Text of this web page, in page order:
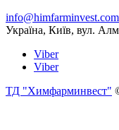
Україна, Київ, вул.
Viber
Viber
ТД "Химфарминвест"